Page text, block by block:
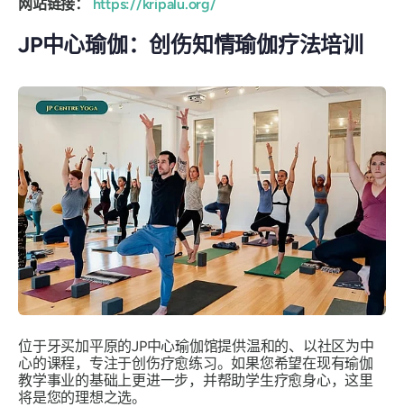
网站链接： https://kripalu.org/
JP中心瑜伽：创伤知情瑜伽疗法培训
位于牙买加平原的JP中心瑜伽馆提供温和的、以社区为中
心的课程，专注于创伤疗愈练习。如果您希望在现有瑜伽
教学事业的基础上更进一步，并帮助学生疗愈身心，这里
将是您的理想之选。